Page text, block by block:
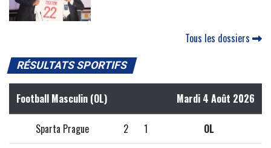
Tous les dossiers
RÉSULTATS SPORTIFS
Football Masculin (OL) Mardi 4 Août 2026
Sparta Prague 2 1 OL